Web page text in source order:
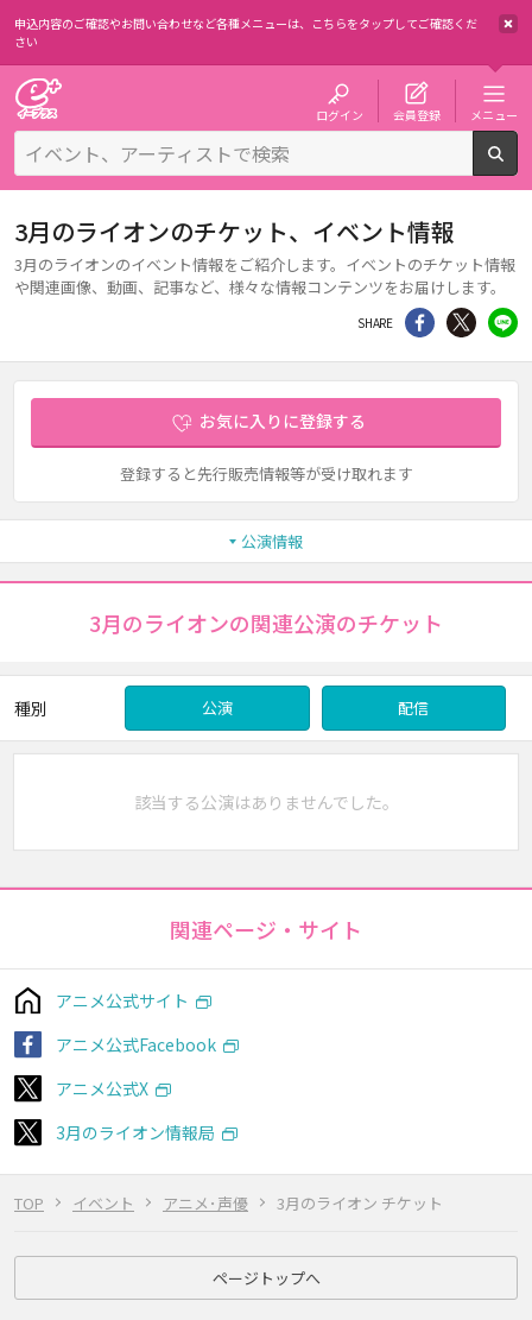
申込内容のご確認やお問い合わせなど各種メニューは、 こちらをタップしてご確認くだ
さい
ログイン 会員登録 メニュー
TOP イベント アニメ･声優 3月のライオン チケット
3月のライオンのチケット、イベント情報
3月のライオンのイベント情報をご紹介します。イベントのチケット情報
や関連画像、動画、記事など、様々な情報コンテンツをお届けします。
SHARE シェア Twitter
お気に入りに登録する
登録すると先行販売情報等が受け取れます
公演情報
3月のライオンの関連公演のチケット
種別 公演 配信
該当する公演はありませんでした。
関連ページ・サイト
アニメ公式サイト
アニメ公式Facebook
アニメ公式X
3月のライオン情報局
ページトップへ